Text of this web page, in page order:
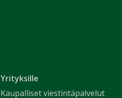
Yrityksille
Kaupalliset viestintäpalvelut